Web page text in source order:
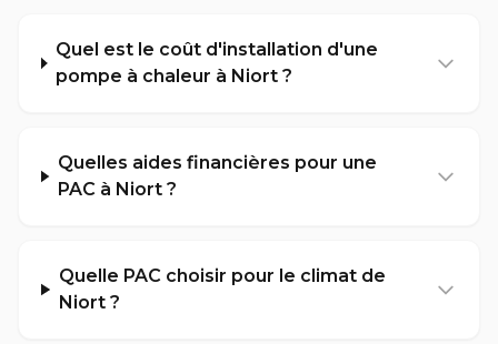
Quel est le coût d'installation d'une
pompe à chaleur à Niort ?
Quelles aides financières pour une
PAC à Niort ?
Quelle PAC choisir pour le climat de
Niort ?